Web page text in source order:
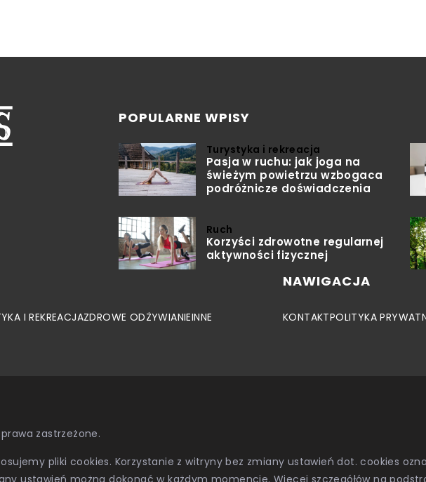
POPULARNE WPISY
Turystyka i rekreacja
Pasja w ruchu: jak joga na
świeżym powietrzu wzbogaca
podróżnicze doświadczenia
Ruch
Korzyści zdrowotne regularnej
aktywności fizycznej
I REKREACJAZDROWE ODŻYWIANIEINNE
NAWIGACJA
KONTAKTPOLITYKA
zastrzeżone.
pliki cookies. Korzystanie z witryny bez zmiany ustawień dot. cookies